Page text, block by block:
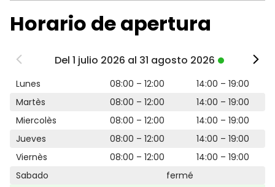
Horario de apertura
Del 1 julio 2026 al 31 agosto 2026
Lunes 08:00 – 12:00
14:00 – 19:00
Martès
08:00 – 12:00
14:00 – 19:00
Miercolès
08:00 – 12:00
14:00 – 19:00
Jueves
08:00 – 12:00
14:00 – 19:00
Viernès
08:00 – 12:00
14:00 – 19:00
Sabado
fermé